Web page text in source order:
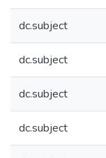
dc.subject
dc.subject
dc.subject
dc.subject